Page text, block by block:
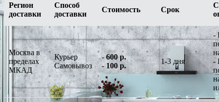
Регион
доставки
Способ
доставки
Стоимость Срок
Москва в
пределах
МКАД
Курьер
Самовывоз
-600 р.
-100 р.
1-3 дня
-
-